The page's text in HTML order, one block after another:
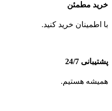
خرید مطمئن
با اطمینان خرید کنید.
پشتیبانی 24/7
همیشه هستیم.